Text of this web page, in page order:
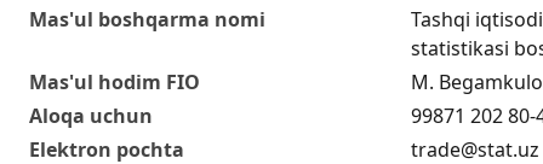
Mas'ul boshqarma nomi
Tashqi
statistikasi
Mas'ul hodim FIO
M.
Aloqa uchun
99871 202 80-
Elektron pochta
trade@stat.uz